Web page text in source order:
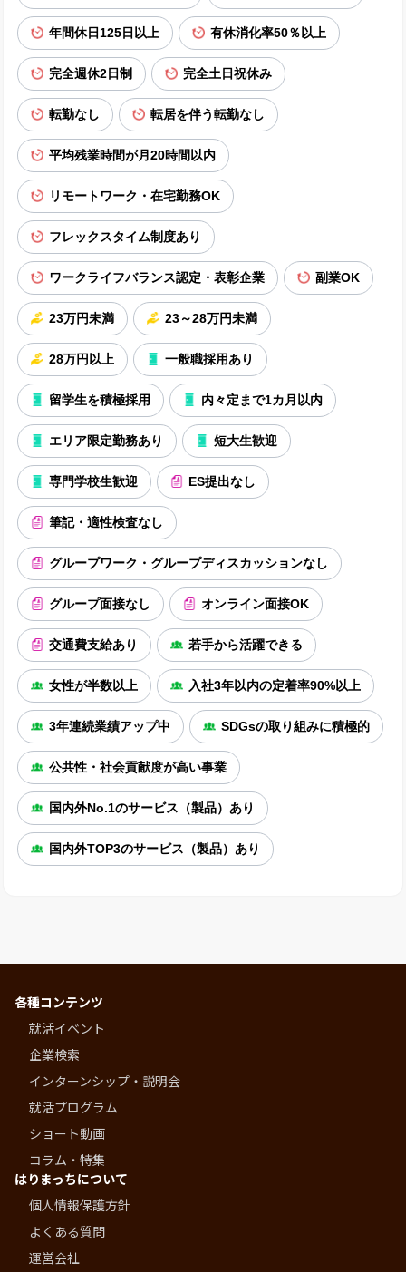
年間休日125日以上 有休消化率50％以上
完全週休2日制 完全土日祝休み
転勤なし 転居を伴う転勤なし
平均残業時間が月20時間以内
リモートワーク・在宅勤務OK
フレックスタイム制度あり
ワークライフバランス認定・表彰企業 副業OK
23万円未満 23～28万円未満
28万円以上 一般職採用あり
留学生を積極採用 内々定まで1カ月以内
エリア限定勤務あり 短大生歓迎
専門学校生歓迎 ES提出なし
筆記・適性検査なし
グループワーク・グループディスカッションなし
グループ面接なし オンライン面接OK
交通費支給あり 若手から活躍できる
女性が半数以上 入社3年以内の定着率90%以上
3年連続業績アップ中 SDGsの取り組みに積極的
公共性・社会貢献度が高い事業
国内外No.1のサービス（製品）あり
国内外TOP3のサービス（製品）あり
各種コンテンツ
就活イベント
企業検索
インターンシップ・説明会
就活プログラム
ショート動画
コラム・特集
はりまっちについて
個人情報保護方針
よくある質問
運営会社